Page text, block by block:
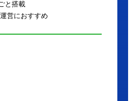
と搭載
営におすすめ